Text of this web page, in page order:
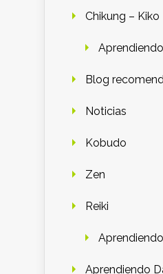
Chikung – Kiko
Blog
Noticias
Kobudo
Zen
Reiki
Aprendiendo